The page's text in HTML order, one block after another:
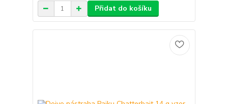
Přidat do košíku